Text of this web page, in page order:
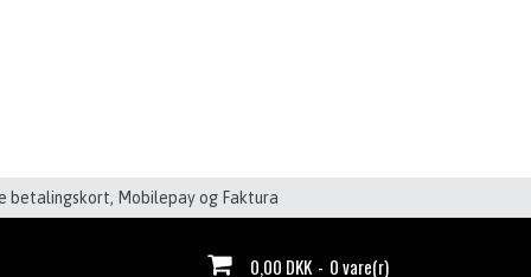
betalingskort, Mobilepay og Faktura
0,00 DKK - 0 vare(r)